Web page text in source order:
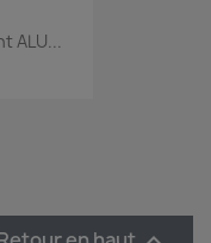
ALU...